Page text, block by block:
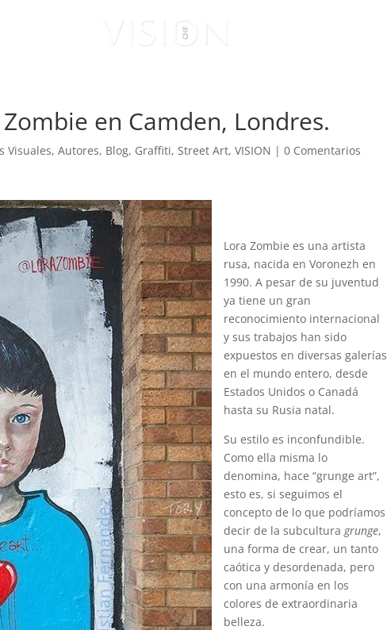
en Camden, Londres.
Visuales,Autores, Blog, Graffiti,Street Art,VISION |0 Comentarios
Lora Zombie es una artista
rusa, nacida en Voronezh en
1990. A pesar de su juventud
ya tiene un gran
reconocimiento internacional
y sus trabajos han sido
expuestos en diversas galerías
en el mundo entero, desde
Estados Unidos o Canadá
hasta su Rusia natal.
Su estilo es inconfundible.
Como ella misma lo
denomina, hace “grunge art”,
esto es, si seguimos el
concepto de lo que podríamos
decir de la subculturagrunge,
una forma de crear, un tanto
caótica y desordenada, pero
con una armonía en los
colores de extraordinaria
belleza.